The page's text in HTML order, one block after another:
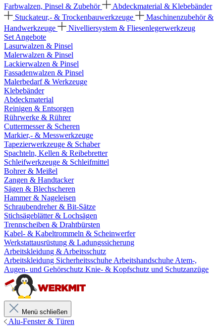
Farbwalzen, Pinsel & Zubehör
Abdeckmaterial & Klebebänder
Stuckateur,- & Trockenbauwerkzeuge
Maschinenzubehör &
Handwerkzeuge
Nivelliersystem & Fliesenlegerwerkzeug
Set Angebote
Lasurwalzen & Pinsel
Malerwalzen & Pinsel
Lackierwalzen & Pinsel
Fassadenwalzen & Pinsel
Malerbedarf & Werkzeuge
Klebebänder
Abdeckmaterial
Reinigen & Entsorgen
Rührwerke & Rührer
Cuttermesser & Scheren
Markier,- & Messwerkzeuge
Tapezierwerkzeuge & Schaber
Spachteln, Kellen & Reibebretter
Schleifwerkzeuge & Schleifmittel
Bohrer & Meißel
Zangen & Handtacker
Sägen & Blechscheren
Hammer & Nageleisen
Schraubendreher & Bit-Sätze
Stichsägeblätter & Lochsägen
Trennscheiben & Drahtbürsten
Kabel- & Kabeltrommeln & Scheinwerfer
Werkstattausrüstung & Ladungssicherung
Arbeitskleidung & Arbeitsschutz
Arbeitskleidung Sicherheitsschuhe Arbeitshandschuhe Atem-,
Augen- und Gehörschutz Knie- & Kopfschutz und Schutzanzüge
Menü schließen
Alu-Fenster & Türen